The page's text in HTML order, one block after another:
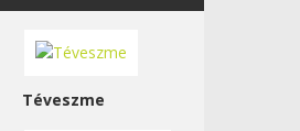
Téveszme